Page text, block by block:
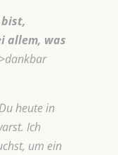
allem, was
>dankbar
heute in
Ich
um ein